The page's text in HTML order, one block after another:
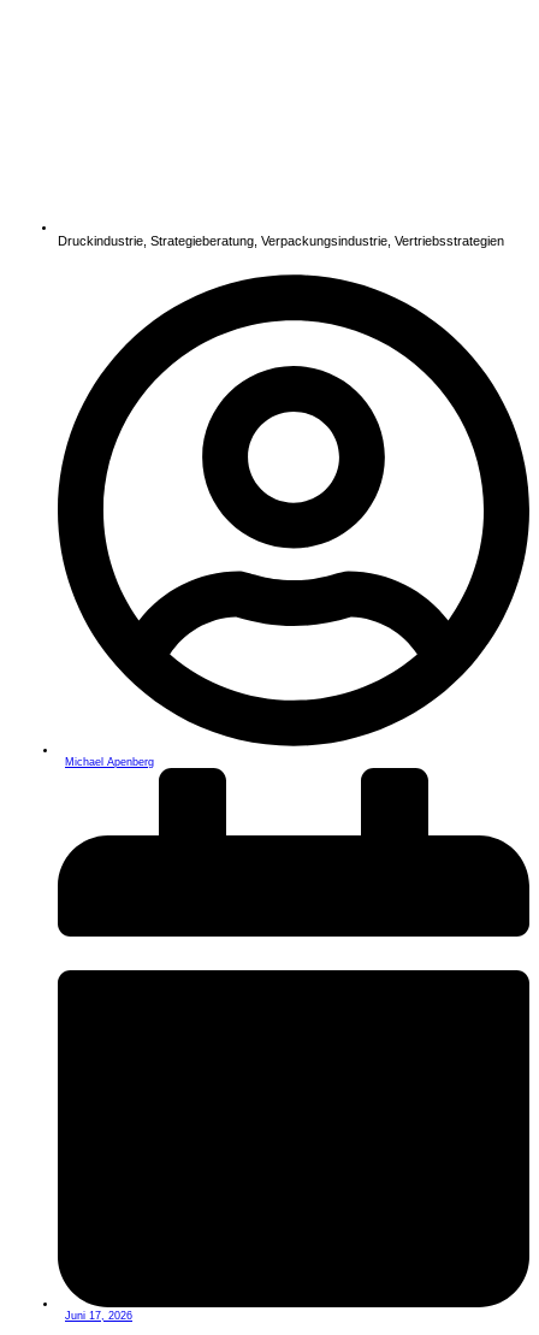
Druckindustrie Strategieberatung Verpackungsindustrie Vertriebsstrategien
Michael Apenberg
Juni 17, 2026